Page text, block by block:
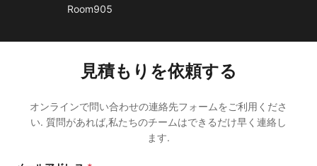
Room905
見積もりを依頼する
オンラインで問い合わせの連絡先フォームをご利用くださ
い. 質問があれば,私たちのチームはできるだけ早く連絡し
ます.